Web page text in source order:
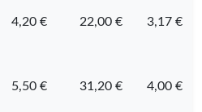
4,20 € 22,00 € 3,17 €
5,50 € 31,20 € 4,00 €